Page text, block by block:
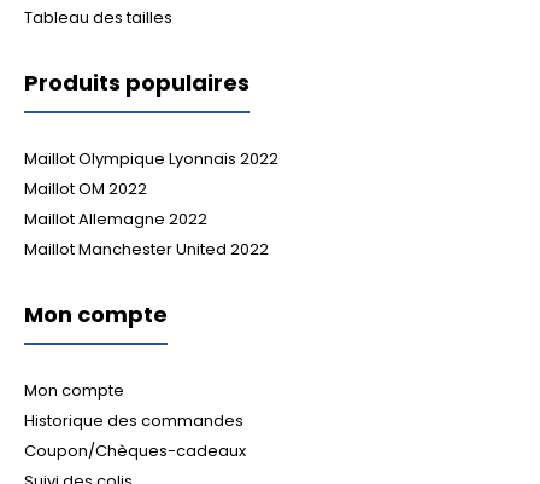
Tableau des tailles
Produits populaires
Maillot Olympique Lyonnais 2022
Maillot OM 2022
Maillot Allemagne 2022
Maillot Manchester United 2022
Mon compte
Mon compte
Historique des commandes
Coupon/Chèques-cadeaux